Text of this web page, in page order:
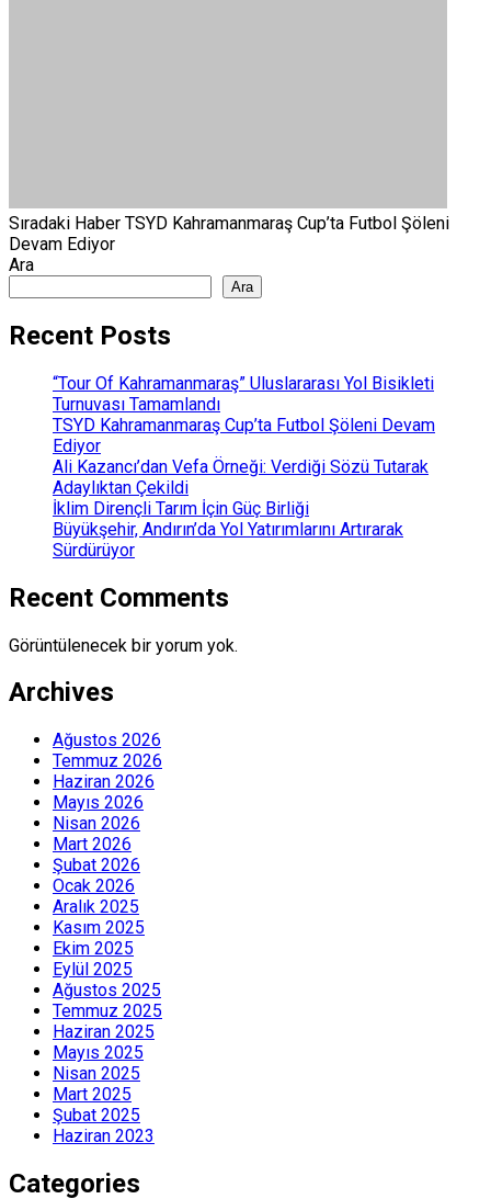
Sıradaki Haber TSYD Kahramanmaraş Cup’ta Futbol Şöleni
Devam Ediyor
Ara
Ara
Recent Posts
“Tour Of Kahramanmaraş” Uluslararası Yol Bisikleti
Turnuvası Tamamlandı
TSYD Kahramanmaraş Cup’ta Futbol Şöleni Devam
Ediyor
Ali Kazancı’dan Vefa Örneği: Verdiği Sözü Tutarak
Adaylıktan Çekildi
İklim Dirençli Tarım İçin Güç Birliği
Büyükşehir, Andırın’da Yol Yatırımlarını Artırarak
Sürdürüyor
Recent Comments
Görüntülenecek bir yorum yok.
Archives
Ağustos 2026
Temmuz 2026
Haziran 2026
Mayıs 2026
Nisan 2026
Mart 2026
Şubat 2026
Ocak 2026
Aralık 2025
Kasım 2025
Ekim 2025
Eylül 2025
Ağustos 2025
Temmuz 2025
Haziran 2025
Mayıs 2025
Nisan 2025
Mart 2025
Şubat 2025
Haziran 2023
Categories